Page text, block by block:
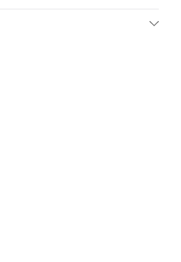
отлично впишется в любой
до современного. Идеальная